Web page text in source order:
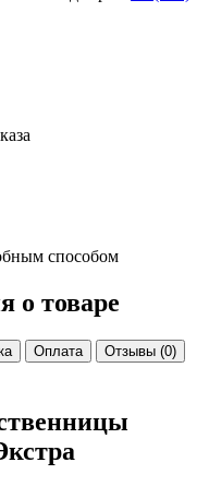
способом
о товаре
Оплата
Отзывы (0)